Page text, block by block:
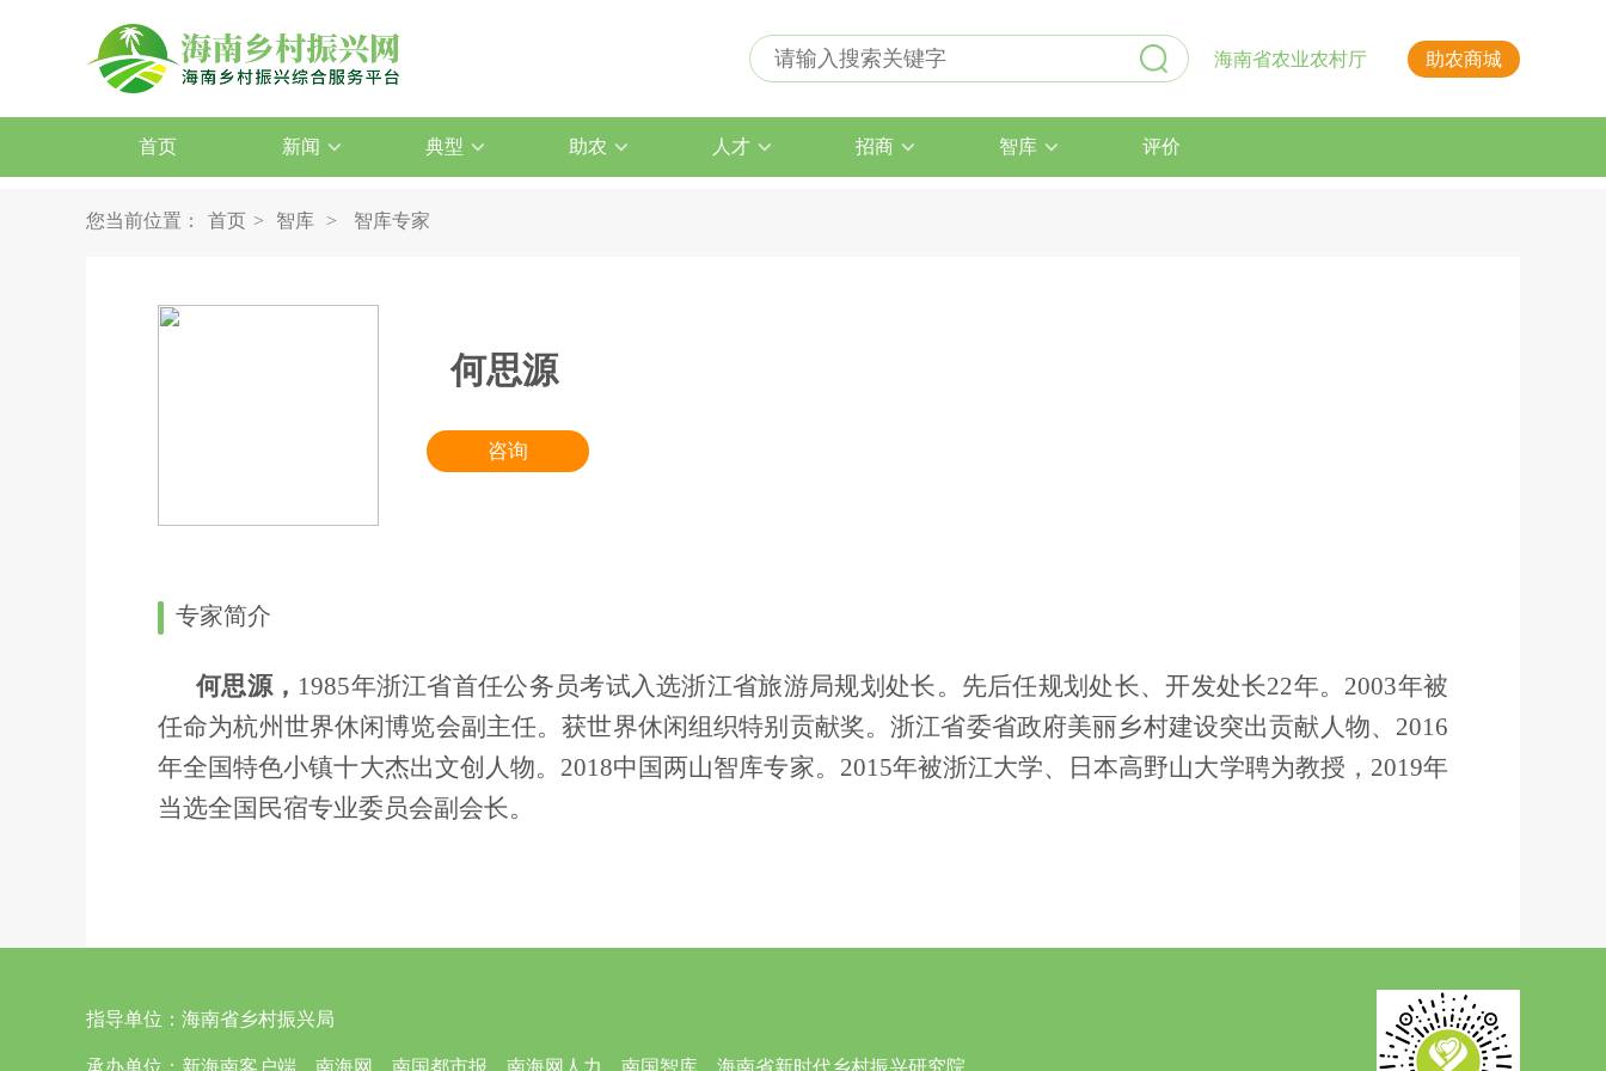
海南省农业农村厅 助农商城
首页 新闻 典型 助农 人才 招商 智库 评价
您当前位置： 首页 > 智库 > 智库专家
何思源
咨询
专家简介
何思源， 1985年浙江省首任公务员考试入选浙江省旅游局规划处长。先后任规划处长、开发处长22年。2003年被
任命为杭州世界休闲博览会副主任。获世界休闲组织特别贡献奖。浙江省委省政府美丽乡村建设突出贡献人物、2016
年全国特色小镇十大杰出文创人物。2018中国两山智库专家。2015年被浙江大学、日本高野山大学聘为教授，2019年
当选全国民宿专业委员会副会长。
指导单位： 海南省乡村振兴局
承办单位： 新海南客户端、南海网、南国都市报、南海网人力、南国智库、海南省新时代乡村振兴研究院